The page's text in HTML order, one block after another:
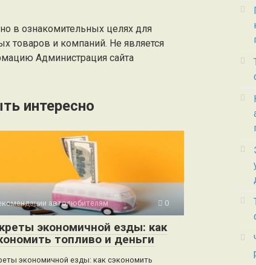
в ознакомительных целях для
товаров и компаний. Не является
Администрация сайта
интересно
автолюбителям 0
экономичной езды: как
топливо и деньги
экономичной езды: как сэкономить